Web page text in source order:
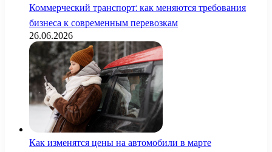
Коммерческий транспорт: как меняются требования
бизнеса к современным перевозкам
26.06.2026
Как изменятся цены на автомобили в марте